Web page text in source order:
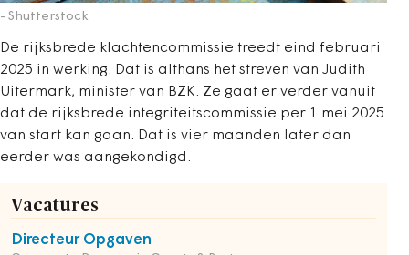
- Shutterstock
De rijksbrede klachtencommissie treedt eind februari
2025 in werking. Dat is althans het streven van Judith
Uitermark, minister van BZK. Ze gaat er verder vanuit
dat de rijksbrede integriteitscommissie per 1 mei 2025
van start kan gaan. Dat is vier maanden later dan
eerder was aangekondigd.
Vacatures
Directeur Opgaven